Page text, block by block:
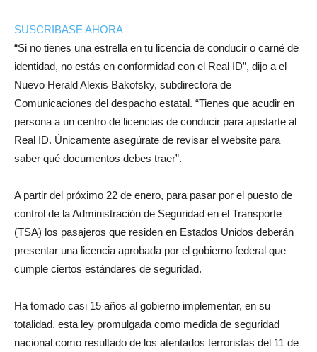
SUSCRIBASE AHORA
“Si no tienes una estrella en tu licencia de conducir o carné de
identidad, no estás en conformidad con el Real ID”, dijo a el
Nuevo Herald Alexis Bakofsky, subdirectora de
Comunicaciones del despacho estatal. “Tienes que acudir en
persona a un centro de licencias de conducir para ajustarte al
Real ID. Únicamente asegúrate de revisar el website para
saber qué documentos debes traer”.
A partir del próximo 22 de enero, para pasar por el puesto de
control de la Administración de Seguridad en el Transporte
(TSA) los pasajeros que residen en Estados Unidos deberán
presentar una licencia aprobada por el gobierno federal que
cumple ciertos estándares de seguridad.
Ha tomado casi 15 años al gobierno implementar, en su
totalidad, esta ley promulgada como medida de seguridad
nacional como resultado de los atentados terroristas del 11 de